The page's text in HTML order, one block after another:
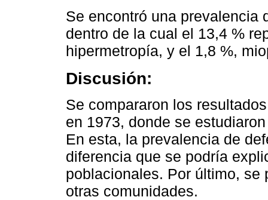
Se encontró una prevalencia
dentro de la cual el 13,4 %
hipermetropía, y el 1,8 %,
Discusión:
Se compararon los
en 1973, donde se
En esta, la prevalencia de
diferencia que se podría
poblacionales. Por último, se
otras comunidades.